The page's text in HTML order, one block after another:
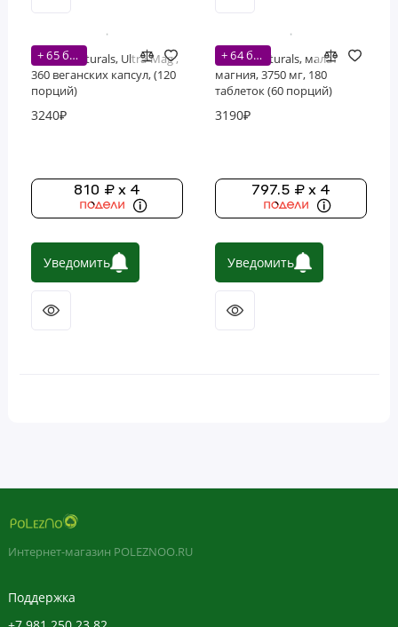
+ 65 бонусов
Source Naturals, Ultra-Mag ,
360 веганских капсул, (120
порций)
3240₽
810 ₽ x 4
Уведомить
+ 64 бонусов
Source Naturals, малат
магния, 3750 мг, 180
таблеток (60 порций)
3190₽
797.5 ₽ x 4
Уведомить
Интернет-магазин POLEZNOO.RU
Поддержка